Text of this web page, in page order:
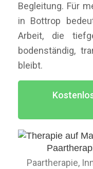
Begleitung. Für
in Bottrop
Arbeit, die
bodenständig,
bleibt.
Paartherapie,